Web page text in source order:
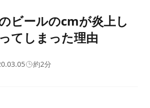
ビールのcmが炎上し
てしまった理由
約2分